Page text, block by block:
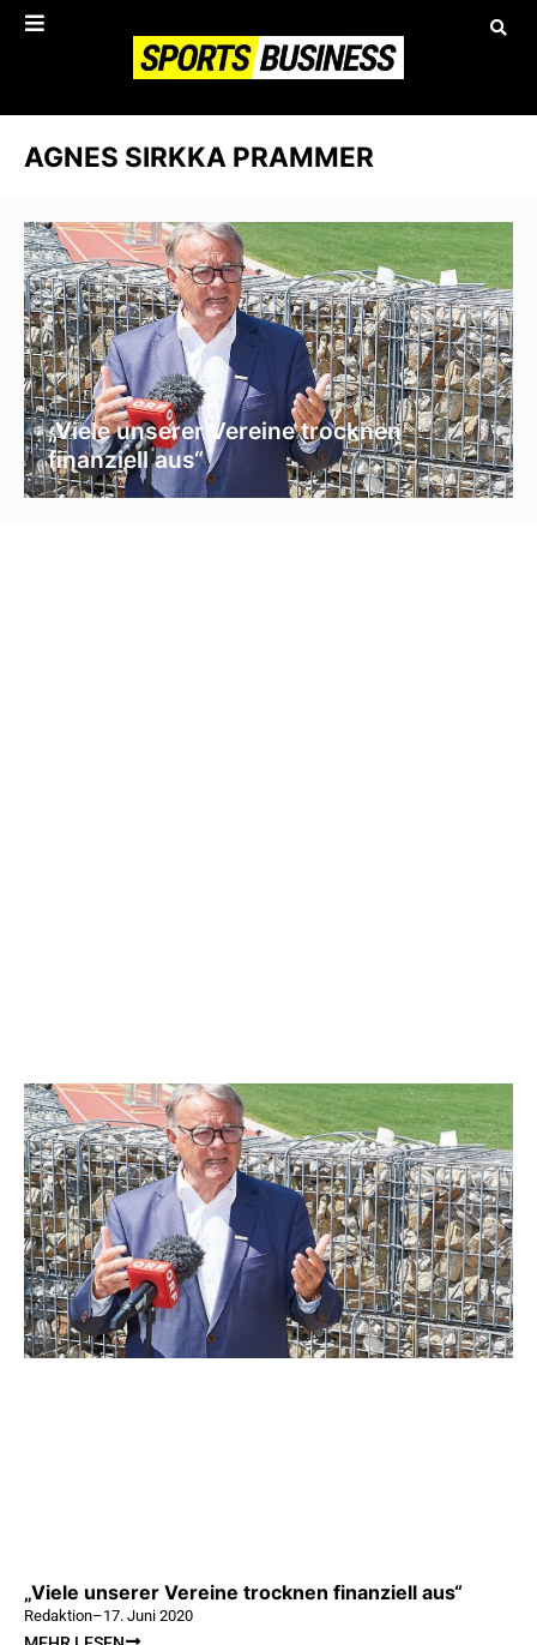
AGNES SIRKKA PRAMMER
„Viele unserer Vereine trocknen
finanziell aus“
„Viele unserer Vereine trocknen finanziell aus“
Redaktion–17. Juni 2020